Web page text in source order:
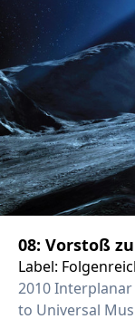
08: Vorstoß
Label:
2010
to Universal